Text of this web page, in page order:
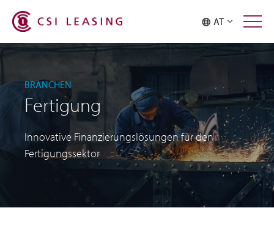
AT
BRANCHEN
Fertigung
Innovative Finanzierungslösungen für den
Fertigungssektor